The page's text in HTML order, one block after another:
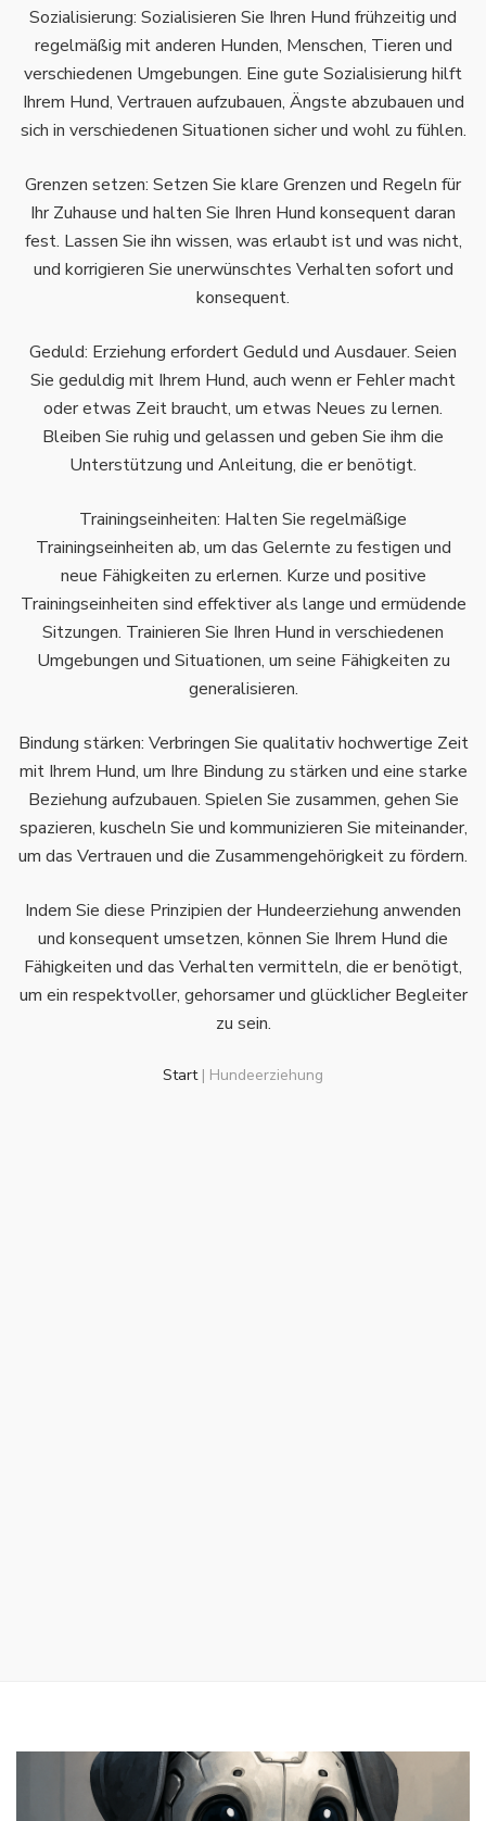
Sozialisierung: Sozialisieren Sie Ihren Hund frühzeitig und
regelmäßig mit anderen Hunden, Menschen, Tieren und
verschiedenen Umgebungen. Eine gute Sozialisierung hilft
Ihrem Hund, Vertrauen aufzubauen, Ängste abzubauen und
sich in verschiedenen Situationen sicher und wohl zu fühlen.
Grenzen setzen: Setzen Sie klare Grenzen und Regeln für
Ihr Zuhause und halten Sie Ihren Hund konsequent daran
fest. Lassen Sie ihn wissen, was erlaubt ist und was nicht,
und korrigieren Sie unerwünschtes Verhalten sofort und
konsequent.
Geduld: Erziehung erfordert Geduld und Ausdauer. Seien
Sie geduldig mit Ihrem Hund, auch wenn er Fehler macht
oder etwas Zeit braucht, um etwas Neues zu lernen.
Bleiben Sie ruhig und gelassen und geben Sie ihm die
Unterstützung und Anleitung, die er benötigt.
Trainingseinheiten: Halten Sie regelmäßige
Trainingseinheiten ab, um das Gelernte zu festigen und
neue Fähigkeiten zu erlernen. Kurze und positive
Trainingseinheiten sind effektiver als lange und ermüdende
Sitzungen. Trainieren Sie Ihren Hund in verschiedenen
Umgebungen und Situationen, um seine Fähigkeiten zu
generalisieren.
Bindung stärken: Verbringen Sie qualitativ hochwertige Zeit
mit Ihrem Hund, um Ihre Bindung zu stärken und eine starke
Beziehung aufzubauen. Spielen Sie zusammen, gehen Sie
spazieren, kuscheln Sie und kommunizieren Sie miteinander,
um das Vertrauen und die Zusammengehörigkeit zu fördern.
Indem Sie diese Prinzipien der Hundeerziehung anwenden
und konsequent umsetzen, können Sie Ihrem Hund die
Fähigkeiten und das Verhalten vermitteln, die er benötigt,
um ein respektvoller, gehorsamer und glücklicher Begleiter
zu sein.
Start | Hundeerziehung